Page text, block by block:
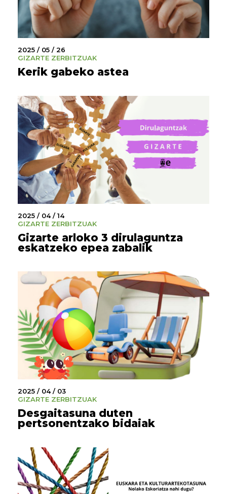
2025 / 05 / 26
GIZARTE ZERBITZUAK
Kerik gabeko astea
2025 / 04 / 14
GIZARTE ZERBITZUAK
Gizarte arloko 3 dirulaguntza
eskatzeko epea zabalik
2025 / 04 / 03
GIZARTE ZERBITZUAK
Desgaitasuna duten
pertsonentzako bidaiak